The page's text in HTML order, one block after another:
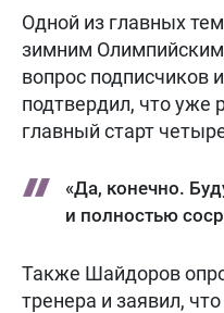
Одной из главных
зимним
вопрос подписчиков
подтвердил, что уже
главный старт
«Да, конечно.
и полностью
Также Шайдоров
тренера и заявил,